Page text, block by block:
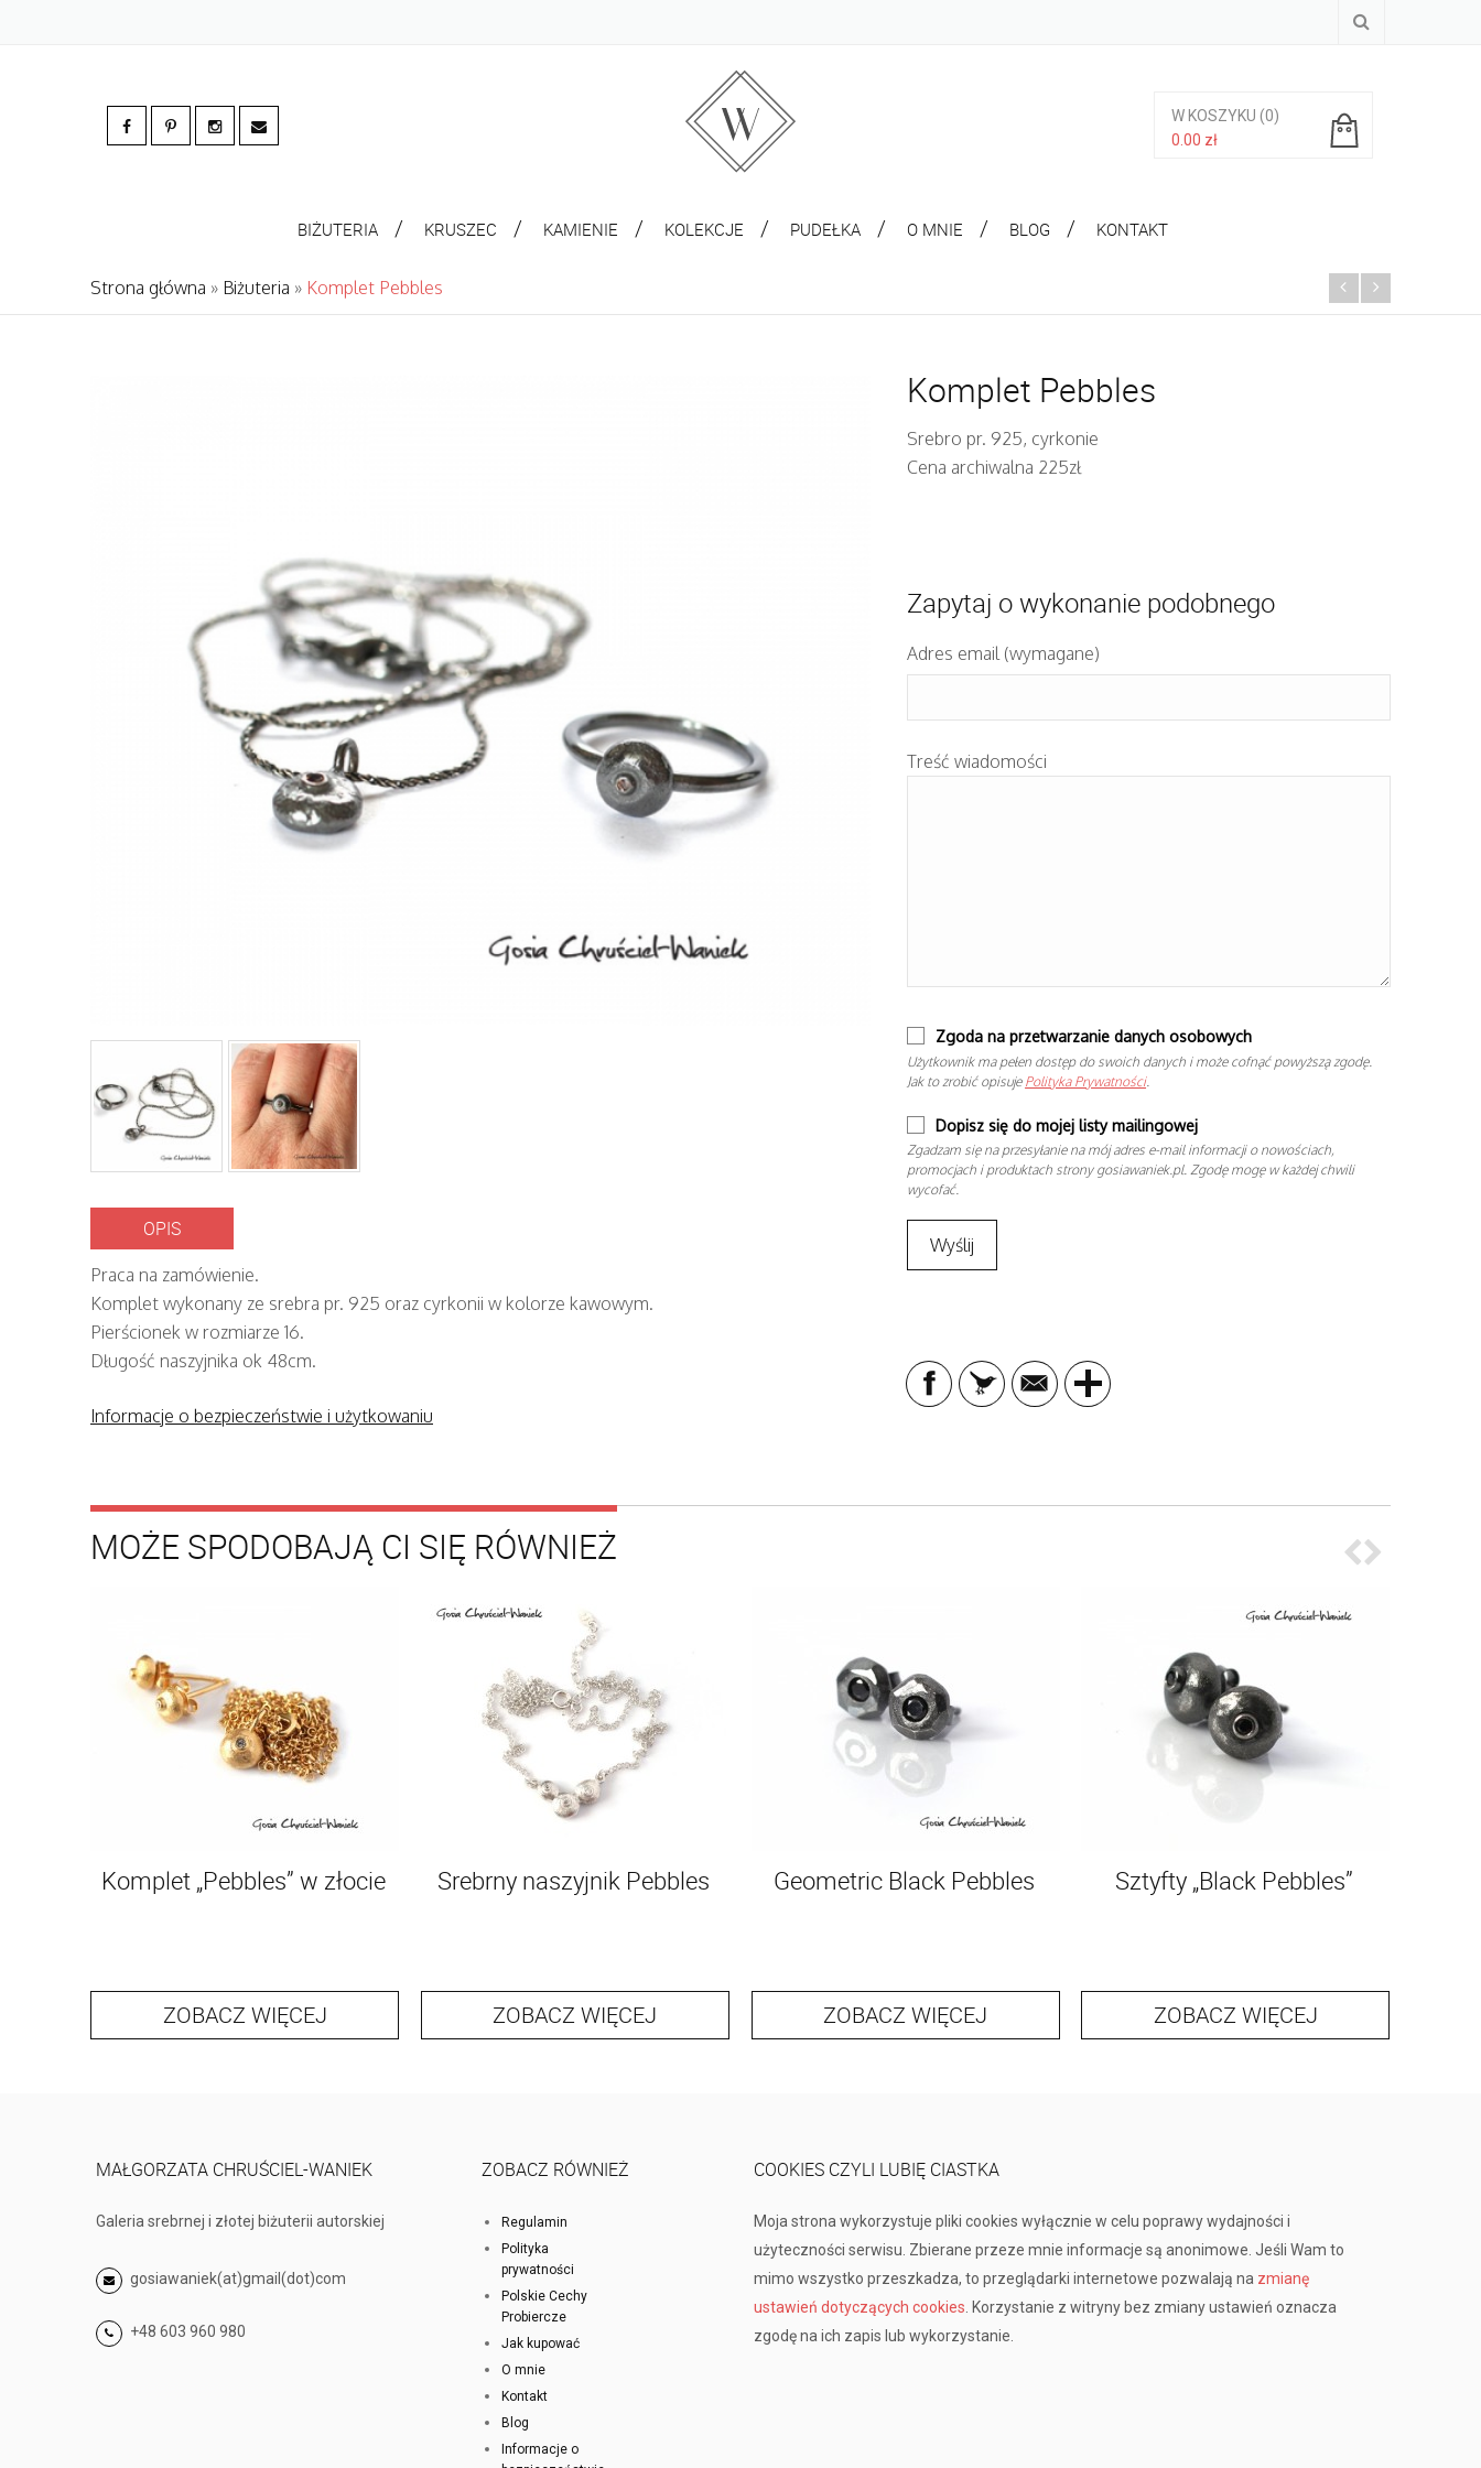
W KOSZYKU (0)
0.00 zł
BIŻUTERIA KRUSZEC KAMIENIE KOLEKCJE PUDEŁKA O MNIE BLOG KONTAKT
Strona główna » Biżuteria » Komplet Pebbles
OPIS
Praca na zamówienie.
Komplet wykonany ze srebra pr. 925 oraz cyrkonii w kolorze kawowym.
Pierścionek w rozmiarze 16.
Długość naszyjnika ok 48cm.
Informacje o bezpieczeństwie i użytkowaniu
Komplet Pebbles
Srebro pr. 925, cyrkonie
Cena archiwalna 225zł
Zapytaj o wykonanie podobnego
Adres email (wymagane)
Treść wiadomości
Zgoda na przetwarzanie danych osobowych
Użytkownik ma pełen dostęp do swoich danych i może cofnąć powyższą zgodę.
Jak to zrobić opisuje Polityka Prywatności.
Dopisz się do mojej listy mailingowej
Zgadzam się na przesyłanie na mój adres e-mail informacji o nowościach,
promocjach i produktach strony gosiawaniek.pl. Zgodę mogę w każdej chwili
wycofać.
MOŻE SPODOBAJĄ CI SIĘ RÓWNIEŻ
Komplet „Pebbles” w złocie
ZOBACZ WIĘCEJ
Srebrny naszyjnik Pebbles
ZOBACZ WIĘCEJ
Geometric Black Pebbles
ZOBACZ WIĘCEJ
Sztyfty „Black Pebbles”
ZOBACZ WIĘCEJ
MAŁGORZATA CHRUŚCIEL-WANIEK
Galeria srebrnej i złotej biżuterii autorskiej
gosiawaniek(at)gmail(dot)com
+48 603 960 980
ZOBACZ RÓWNIEŻ
Regulamin
Polityka
prywatności
Polskie Cechy
Probiercze
Jak kupować
O mnie
Kontakt
Blog
Informacje o
COOKIES CZYLI LUBIĘ CIASTKA
Moja strona wykorzystuje pliki cookies wyłącznie w celu poprawy wydajności i
użyteczności serwisu. Zbierane przeze mnie informacje są anonimowe. Jeśli Wam to
mimo wszystko przeszkadza, to przeglądarki internetowe pozwalają na zmianę
ustawień dotyczących cookies . Korzystanie z witryny bez zmiany ustawień oznacza
zgodę na ich zapis lub wykorzystanie.